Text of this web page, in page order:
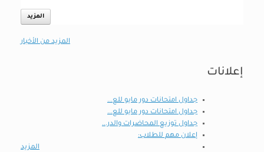
المزيد
المزيد من الأخبار
إعلانات
جداول امتحانات دور مايو للع...
جداول امتحانات دور مايو للع...
جداول توزيع المحاضرات والدر...
إعلان مهم للطلاب:
المزيد